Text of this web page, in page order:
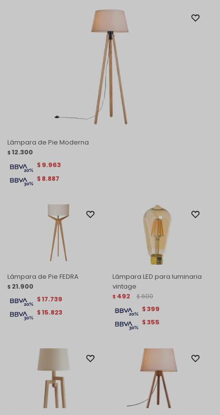
Lámpara de Pie Moderna
$ 12.300
$ 8.887
$ 9.963
Lámpara de Pie FEDRA
$ 21.900
$15.823
$17.739
Lámpara LED para luminaria
vintage
$ 492 $ 600
$355
$399